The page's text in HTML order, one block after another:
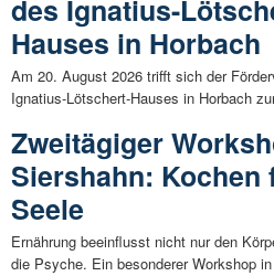
des Ignatius-
Hauses in Horbach
Am 20. August 2026 trifft sich der
Ignatius-Lötschert-Hauses in Horbach
Zweitägiger
Siershahn: Kochen
Seele
Ernährung beeinflusst nicht nur den
die Psyche. Ein besonderer Workshop